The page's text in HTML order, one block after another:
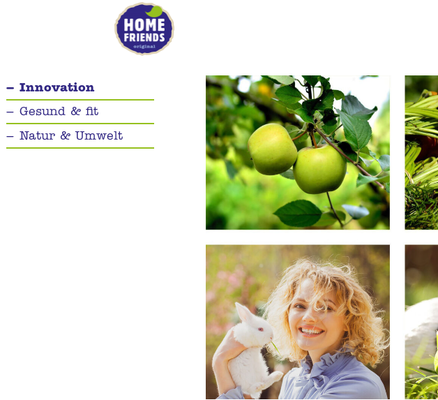
Innovation
Gesund & fit
Natur & Umwelt